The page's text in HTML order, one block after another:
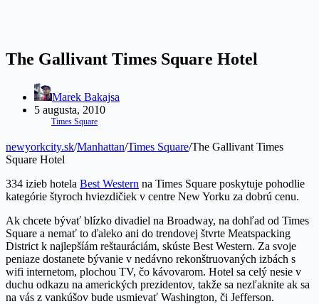
The Gallivant Times Square Hotel
Marek Bakajsa
5 augusta, 2010
Times Square
newyorkcity.sk/Manhattan/Times Square/The Gallivant Times
Square Hotel
334 izieb hotela Best Western na Times Square poskytuje pohodlie
kategórie štyroch hviezdičiek v centre New Yorku za dobrú cenu.
Ak chcete bývať blízko divadiel na Broadway, na dohľad od Times
Square a nemať to ďaleko ani do trendovej štvrte Meatspacking
District k najlepšíám reštauráciám, skúste Best Western. Za svoje
peniaze dostanete bývanie v nedávno rekonštruovaných izbách s
wifi internetom, plochou TV, čo kávovarom. Hotel sa celý nesie v
duchu odkazu na amerických prezidentov, takže sa nezľaknite ak sa
na vás z vankúšov bude usmievať Washington, či Jefferson.